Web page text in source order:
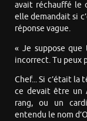
avait réchauffé le
elle demandait si
réponse vague.
« Je suppose
incorrect. Tu peux
Chef... Si c’était la
ce devait être un
rang, ou un
entendu le nom